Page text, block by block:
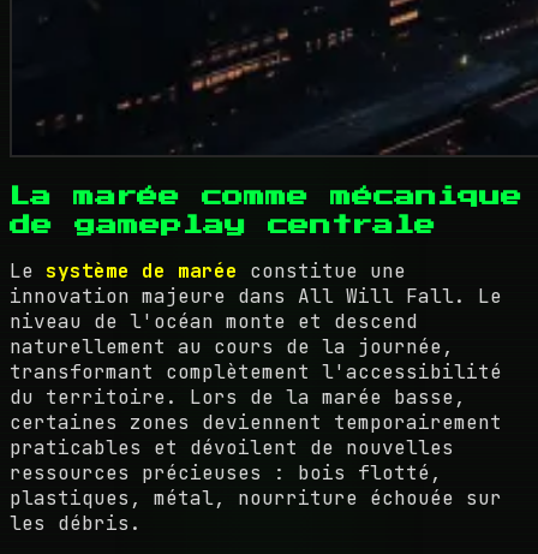
La marée comme mécanique
de gameplay centrale
Le système de marée constitue une
innovation majeure dans All Will Fall. Le
niveau de l'océan monte et descend
naturellement au cours de la journée,
transformant complètement l'accessibilité
du territoire. Lors de la marée basse,
certaines zones deviennent temporairement
praticables et dévoilent de nouvelles
ressources précieuses : bois flotté,
plastiques, métal, nourriture échouée sur
les débris.